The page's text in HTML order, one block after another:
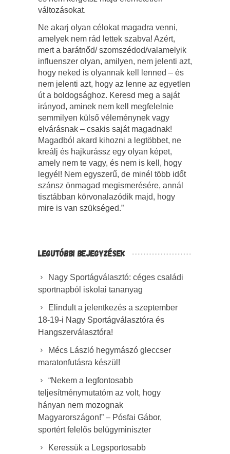
változásokat.
Ne akarj olyan célokat magadra venni,
amelyek nem rád lettek szabva! Azért,
mert a barátnőd/ szomszédod/valamelyik
influenszer olyan, amilyen, nem jelenti azt,
hogy neked is olyannak kell lenned – és
nem jelenti azt, hogy az lenne az egyetlen
út a boldogsághoz. Keresd meg a saját
irányod, aminek nem kell megfelelnie
semmilyen külső véleménynek vagy
elvárásnak – csakis saját magadnak!
Magadból akard kihozni a legtöbbet, ne
kreálj és hajkurássz egy olyan képet,
amely nem te vagy, és nem is kell, hogy
legyél! Nem egyszerű, de minél több időt
szánsz önmagad megismerésére, annál
tisztábban körvonalazódik majd, hogy
mire is van szükséged.”
LEGUTÓBBI BEJEGYZÉSEK
Nagy Sportágválasztó: céges családi
sportnapból iskolai tananyag
Elindult a jelentkezés a szeptember
18-19-i Nagy Sportágválasztóra és
Hangszerválasztóra!
Mécs László hegymászó gleccser
maratonfutásra készül!
“Nekem a legfontosabb
teljesítménymutatóm az volt, hogy
hányan nem mozognak
Magyarországon!” – Pósfai Gábor,
sportért felelős belügyminiszter
Keressük a Legsportosabb